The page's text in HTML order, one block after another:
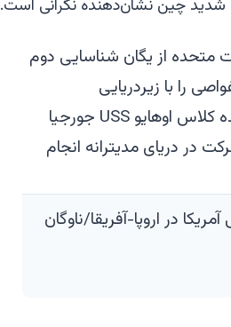
شدید چین نشان‌دهنده نگرانی است.
در اروپا-آفریقا/ناوگان